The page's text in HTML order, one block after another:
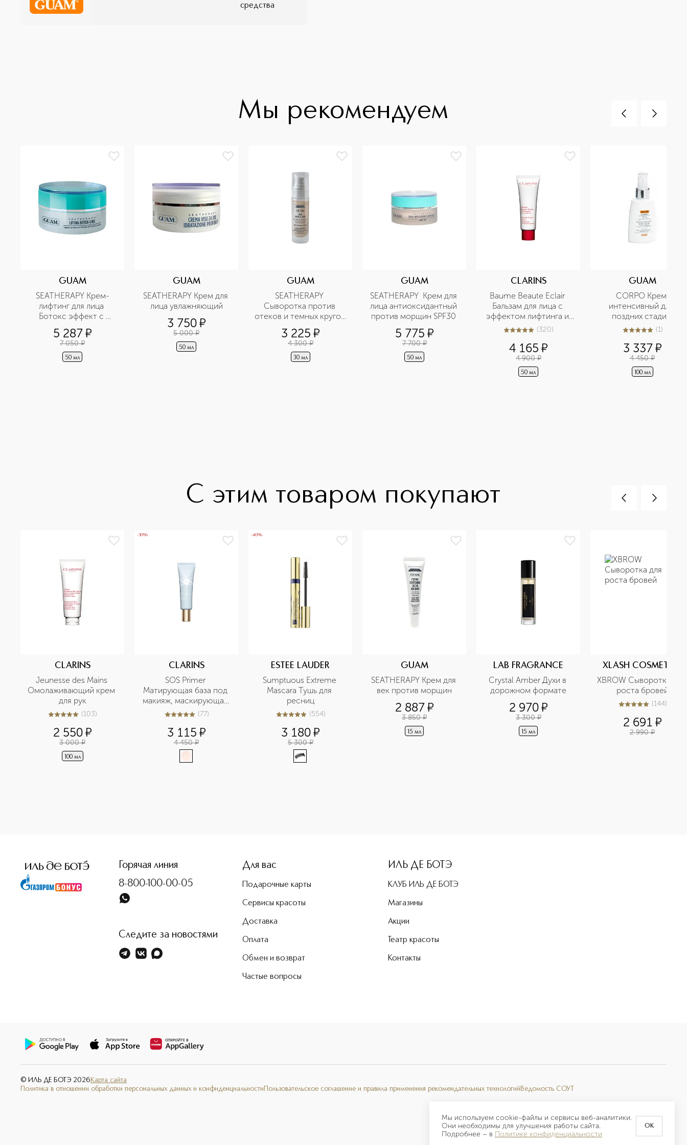
Мы используем cookie-файлы и сервисы веб-аналитики.
Они необходимы для улучшения работы сайта.
Подробнее – в Политике конфиденциальности
OK
средства
Мы рекомендуем
GUAM
SEATHERAPY Крем-
лифтинг для лица
Ботокс эффект с
гиалуроновой кислотой
5 287¤
7 050 ¤
50 мл
GUAM
SEATHERAPY Крем для
лица увлажняющий
3 750¤
5 000 ¤
50 мл
GUAM
SEATHERAPY
Сыворотка против
отеков и темных кругов
под глазами
3 225 ¤
4 300 ¤
30 мл
GUAM
SEATHERAPY  Крем для
лица антиоксидантный
5 775 ¤
7 700 ¤
50 мл
CLARINS
Baume Beaute Eclair
Бальзам для лица с
эффектом лифтинга и
сияния
5из 5320 (320)
4 165 ¤
4 900 ¤
50 мл
GUAM
CORPO Крем
интенсивный для
поздних стадий
целлюлита
5из 51 (1)
3 337¤
4 450 ¤
100 мл
С этим товаром покупают
CLARINS
Jeunesse des Mains
Омолаживающий крем
для рук
5из 5103 (103)
2 550¤
3 000 ¤
100 мл
-30%
CLARINS
SOS Primer
Матирующая база под
макияж, маскирующая
поры
4.9из577 (77)
3 115 ¤
4 450 ¤
-40%
ESTEE LAUDER
Sumptuous Extreme
Mascara Тушь для
ресниц
4.9из5554 (554)
3 180¤
5 300 ¤
GUAM
SEATHERAPY Крем для
век против морщин
2 887¤
3 850 ¤
15 мл
LAB FRAGRANCE
Crystal Amber Духи в
дорожном формате
2 970¤
3 300 ¤
15 мл
XLASH COSMETICS
XBROW Сыворотка для
роста бровей
5из 5144 (144)
2 691 ¤
2 990 ¤
Горячая линия
8-800-100-00-05
Следите за новостями
Для вас
Подарочные карты
Сервисы красоты
Доставка
Оплата
Обмен и возврат
Частые вопросы
ИЛЬ ДЕ БОТЭ
КЛУБ ИЛЬ ДЕ БОТЭ
Магазины
Акции
Театр красоты
Контакты
© ИЛЬ ДЕ БОТЭ 2026 Карта сайта
Политика в отношении обработки персональных данных и конфиденциальности Пользовательское соглашение и правила применения рекомендательных технологий Ведомость СОУТ